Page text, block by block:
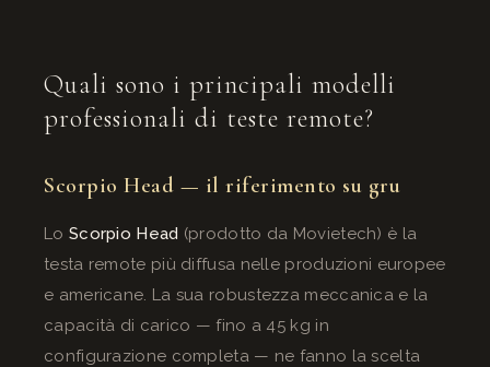
Quali sono i principali modelli
professionali di teste remote?
Scorpio Head — il riferimento su gru
Lo Scorpio Head (prodotto da Movietech) è la
testa remote più diffusa nelle produzioni europee
e americane. La sua robustezza meccanica e la
capacità di carico — fino a 45 kg in
configurazione completa — ne fanno la scelta